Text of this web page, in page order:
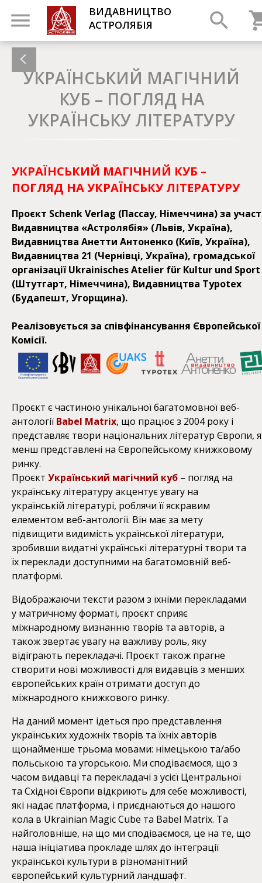
ВИДАВНИЦТВО
АСТРОЛЯБІЯ
УКРАЇНСЬКИЙ МАГІЧНИЙ
КУБ – ПОГЛЯД НА
УКРАЇНСЬКУ ЛІТЕРАТУРУ
УКРАЇНСЬКИЙ МАГІЧНИЙ КУБ –
ПОГЛЯД НА УКРАЇНСЬКУ ЛІТЕРАТУРУ
Проєкт Schenk Verlag (Пассау, Німеччина) за
Видавництва «Астролябія» (Львів, Україна),
Видавництва Анетти Антоненко (Київ, Україна),
Видавництва 21 (Чернівці, Україна), громадської
організації Ukrainisches Atelier für Kultur und Sport
(Штутгарт, Німеччина), Видавництва Typotex
(Будапешт, Угорщина).
Реалізовується за співфінансування Європейської
Комісії.
Проєкт є частиною унікальної багатомовної веб-
антології Babel Matrix, що працює з 2004 року і
представляє твори національних літератур Європи,
менш представлені на Європейському книжковому
ринку.
Проєкт Український магічний куб – погляд на
українську літературу акцентує увагу на
українській літературі, роблячи її яскравим
елементом веб-антології. Він має за мету
підвищити видимість української літератури,
зробивши видатні українські літературні твори та
їх переклади доступними на багатомовній веб-
платформі.
Відображаючи тексти разом з їхніми перекладами
у матричному форматі, проєкт сприяє
міжнародному визнанню творів та авторів, а
також звертає увагу на важливу роль, яку
відіграють перекладачі. Проєкт також прагне
створити нові можливості для видавців з менших
європейських країн отримати доступ до
міжнародного книжкового ринку.
На даний момент ідеться про представлення
українських художніх творів та їхніх авторів
щонайменше трьома мовами: німецькою та/або
польською та угорською. Ми сподіваємося, що з
часом видавці та перекладачі з усієї Центральної
та Східної Європи відкриють для себе можливості,
які надає платформа, і приєднаються до нашого
кола в Ukrainian Magic Cube та Babel Matrix. Та
найголовніше, на що ми сподіваємося, це на те, що
наша ініціатива прокладе шлях до інтеграції
української культури в різноманітний
європейський культурний ландшафт.